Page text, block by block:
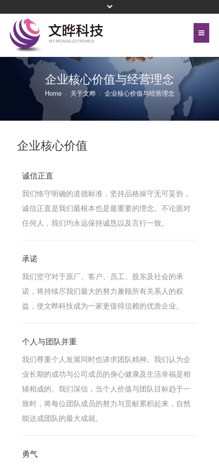
关于文晔
代理产品线
菁英招募
首页
联络我们
企业核心价值与经营理念
Home 关于文晔 企业核心价值与经营理念
企业核心价值
诚信正直
我们恪守明确的道德标准，坚持品格操守无可妥协，
诚信正直是我们最根本也是最重要的理念。不论面对
任何人，我们均永远保持诚恳以及言行一致。
承诺
我们坚守对于原厂、客户、员工、股东及社会的承
诺，将持续尽我们最大的努力兼顾所有关系人的权
益，使文晔科技成为一家更值得信赖的优质企业。
个人与团队并重
我们尊重个人发展同时也讲求团队精神。我们认为企
业长期的成功与公司成员的身心健康及生活幸福是相
辅相成的。我们深信，当个人价值与团队目标趋于一
致时，将每位团队成员的努力与贡献累积起来，自然
能达成团队的最大成就。
勇气